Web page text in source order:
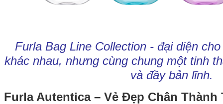
Furla Bag Line Collection - đại diện
khác nhau, nhưng cùng chung một tinh
và đầy bản lĩnh.
Furla Autentica – Vẻ Đẹp Chân Thành